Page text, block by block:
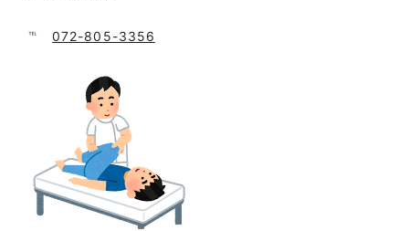
℡072-805-3356